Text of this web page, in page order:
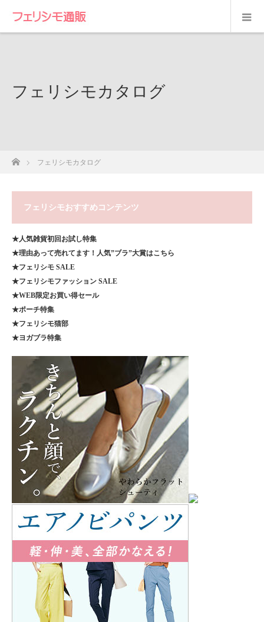
フェリシモカタログ
ホームフェリシモカタログ
フェリシモおすすめコンテンツ
★人気雑貨初回お試し特集
★理由あって売れてます！人気”ブラ”大賞はこちら
★フェリシモ SALE
★フェリシモファッション SALE
★WEB限定お買い得セール
★ポーチ特集
★フェリシモ猫部
★ヨガブラ特集